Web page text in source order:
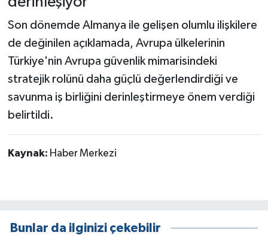
Son dönemde Almanya ile gelişen olumlu ilişkilere
de değinilen açıklamada, Avrupa ülkelerinin
Türkiye'nin Avrupa güvenlik mimarisindeki
stratejik rolünü daha güçlü değerlendirdiği ve
savunma iş birliğini derinleştirmeye önem verdiği
belirtildi.
Kaynak: Haber Merkezi
Bunlar da ilginizi çekebilir